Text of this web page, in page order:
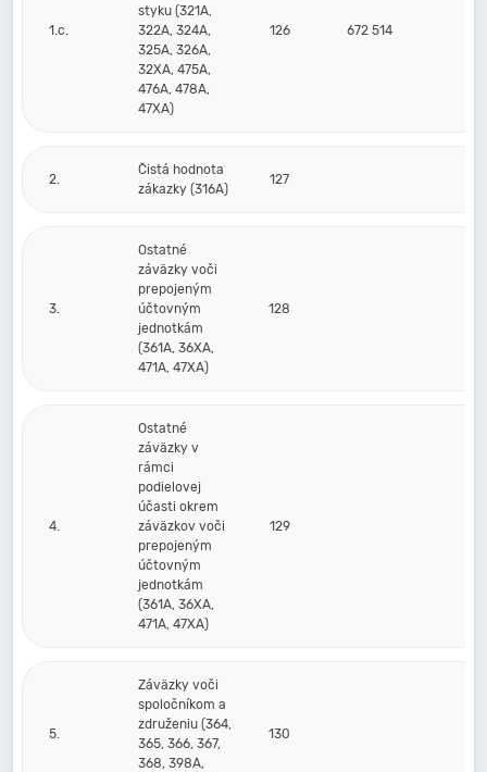
1.c.
styku (321A,
322A, 324A,
325A, 326A,
32XA, 475A,
476A, 478A,
47XA)
126 672 514
2.
Čistá hodnota
zákazky (316A)
127
3.
Ostatné
záväzky voči
prepojeným
účtovným
jednotkám
(361A, 36XA,
471A, 47XA)
128
4.
Ostatné
záväzky v
rámci
podielovej
účasti okrem
záväzkov voči
prepojeným
účtovným
jednotkám
(361A, 36XA,
471A, 47XA)
129
5.
Záväzky voči
spoločníkom a
združeniu (364,
365, 366, 367,
368, 398A,
130